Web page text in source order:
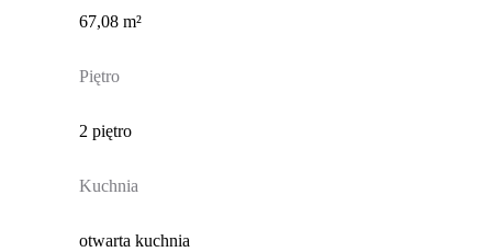
67,08 m²
Piętro
2 piętro
Kuchnia
otwarta kuchnia